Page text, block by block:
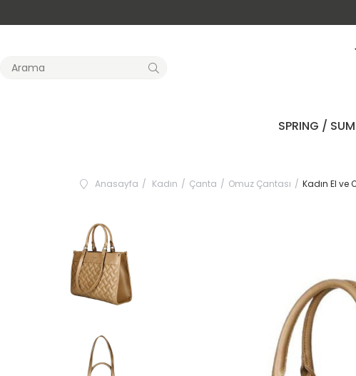
SPRING /
Anasayfa Kadın Çanta Omuz Çantası Kadın El ve